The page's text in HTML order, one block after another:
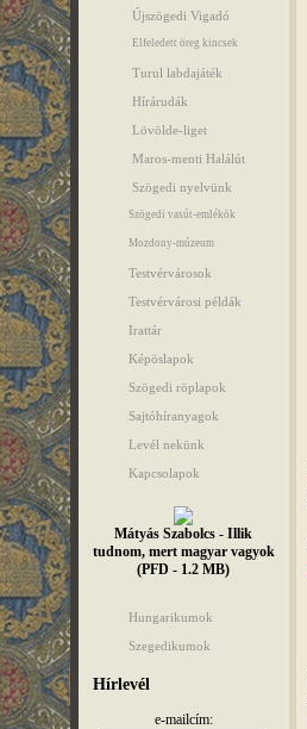
Újszögedi Vigadó
Elfeledett öreg kincsek
Turul labdajáték
Hírárudák
Lövölde-liget
Maros-menti Halálút
Szögedi nyelvünk
Szögedi vasút-emlékök
Mozdony-múzeum
Testvérvárosok
Testvérvárosi példák
Irattár
Képöslapok
Szögedi röplapok
Sajtóhíranyagok
Levél nekünk
Kapcsolapok
Mátyás Szabolcs - Illik
tudnom, mert magyar vagyok
(PFD - 1.2 MB)
Hungarikumok
Szegedikumok
Hírlevél
e-mailcím: